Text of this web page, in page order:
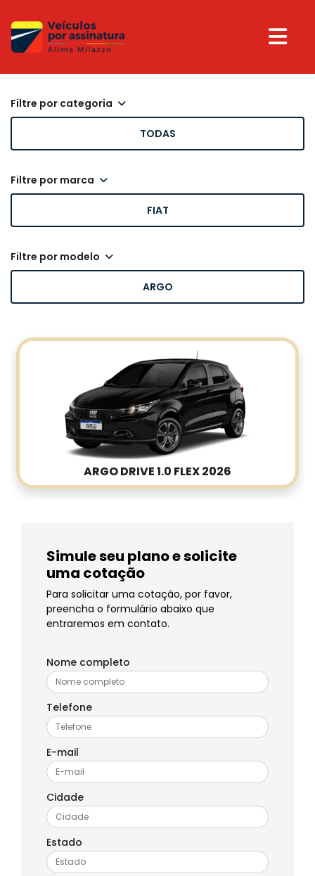
filtre por categoria
TODAS
filtre por marca
FIAT
filtre por modelo
ARGO
ARGO DRIVE 1.0 FLEX 2026
Simule seu plano e solicite
uma cotação
Para solicitar uma cotação, por favor,
preencha o formulário abaixo que
entraremos em contato.
Nome completo
Telefone
E-mail
Cidade
Estado